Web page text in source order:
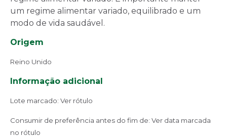
um regime alimentar variado, equilibrado e um
modo de vida saudável.
Origem
Reino Unido
Informação adicional
Lote marcado: Ver rótulo
Consumir de preferência antes do fim de: Ver data marcada
no rótulo